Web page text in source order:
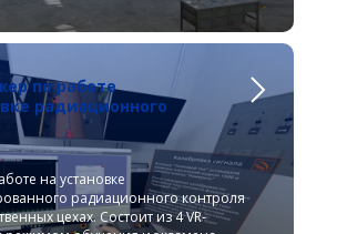
по работе
радиационного
на установке
радиационного контроля
цехах. Состоит из 4 VR-